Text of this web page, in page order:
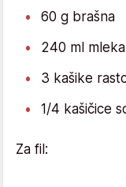
60 g brašna
240 ml mleka
3 kašike
1/4 kašičice
Za fil: